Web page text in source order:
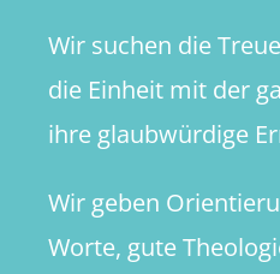
Wir suchen die
die Einheit mit der
ihre glaubwürdige
Wir geben
Worte, gute